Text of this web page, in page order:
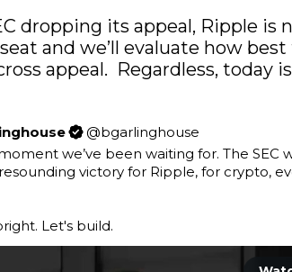
dropping its appeal, Ripple is
and we’ll evaluate how best
appeal.  Regardless, today
@bgarlinghouse
we’ve been waiting for. The SEC
victory for Ripple, for crypto,
Let's build.